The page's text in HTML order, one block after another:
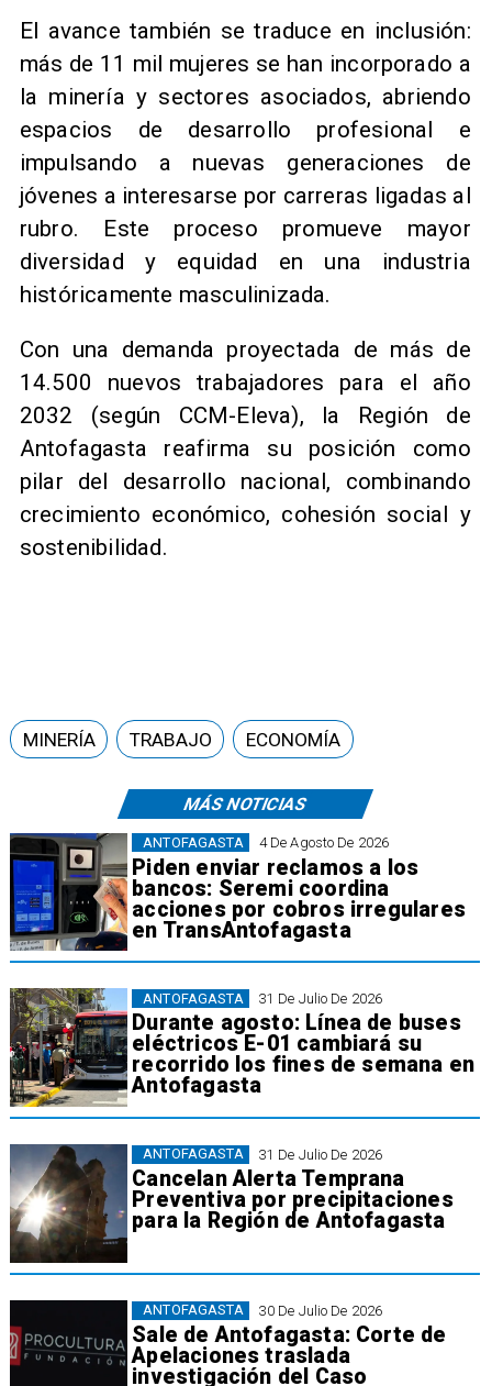
El avance también se traduce en inclusión:
más de 11 mil mujeres se han incorporado a
la minería y sectores asociados, abriendo
espacios de desarrollo profesional e
impulsando a nuevas generaciones de
jóvenes a interesarse por carreras ligadas al
rubro. Este proceso promueve mayor
diversidad y equidad en una industria
históricamente masculinizada.
Con una demanda proyectada de más de
14.500 nuevos trabajadores para el año
2032 (según CCM-Eleva), la Región de
Antofagasta reafirma su posición como
pilar del desarrollo nacional, combinando
crecimiento económico, cohesión social y
sostenibilidad.
MÁS NOTICIAS
4 De Agosto De 2026
Piden enviar reclamos a los
bancos: Seremi coordina
acciones por cobros irregulares
en TransAntofagasta
ANTOFAGASTA
31 De Julio De 2026
Durante agosto: Línea de buses
eléctricos E-01 cambiará su
recorrido los fines de semana en
Antofagasta
ANTOFAGASTA
31 De Julio De 2026
Cancelan Alerta Temprana
Preventiva por precipitaciones
para la Región de Antofagasta
ANTOFAGASTA
30 De Julio De 2026
Sale de Antofagasta: Corte de
Apelaciones traslada
investigación del Caso
ANTOFAGASTA
MINERÍA TRABAJO ECONOMÍA